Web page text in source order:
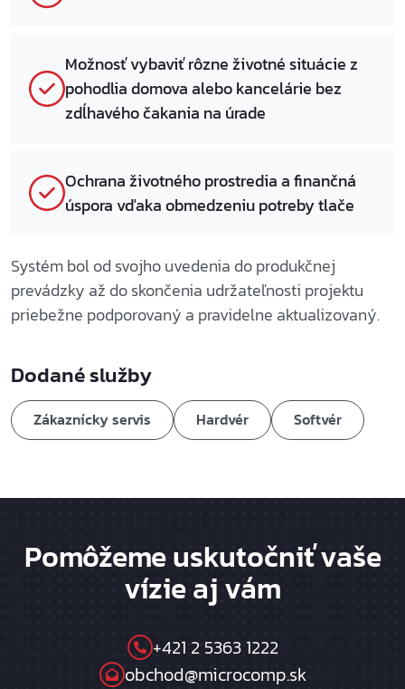
Možnosť vybaviť rôzne životné situácie z
pohodlia domova alebo kancelárie bez
zdĺhavého čakania na úrade
Ochrana životného prostredia a finančná
úspora vďaka obmedzeniu potreby tlače
Systém bol od svojho uvedenia do produkčnej
prevádzky až do skončenia udržateľnosti projektu
priebežne podporovaný a pravidelne aktualizovaný.
Dodané služby
Zákaznícky servis Hardvér Softvér
Pomôžeme uskutočniť vaše
vízie aj vám
+421 2 5363 1222
obchod@microcomp.sk